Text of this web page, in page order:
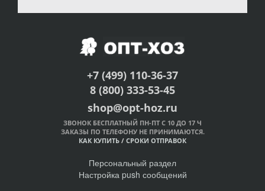
+7 (499) 110-36-37
8 (800) 333-53-45
shop@opt-hoz.ru
ЗВОНОК БЕСПЛАТНЫЙ ПН-ПТ С 10 ДО 17 Ч
ЗАКАЗЫ ПО ТЕЛЕФОНУ НЕ ПРИНИМАЮТСЯ.
КАК КУПИТЬ / СРОКИ ОТПРАВОК
Персональный раздел
Настройка push сообщений